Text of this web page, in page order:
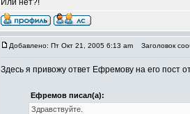
Или нет?!
Добавлено: Пт Окт 21, 2005 6:13 am Заголовок
Здесь я привожу ответ Ефремову на его пост
Ефремов писал(а):
Здравствуйте.